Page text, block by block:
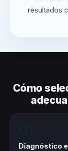
resultados
Cómo
Diagnóstico